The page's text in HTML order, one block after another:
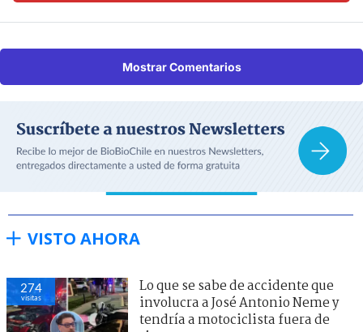
Mostrar Comentarios
VISTO AHORA
274
visitas
Lo que se sabe de accidente que
involucra a José Antonio Neme y
tendría a motociclista fuera de